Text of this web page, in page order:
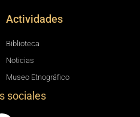
Actividades
Biblioteca
Noticias
Museo Etnográfico
sociales